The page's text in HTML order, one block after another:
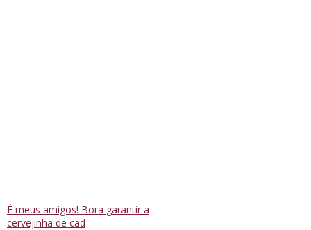
É meus amigos! Bora garantir a
cervejinha de cad